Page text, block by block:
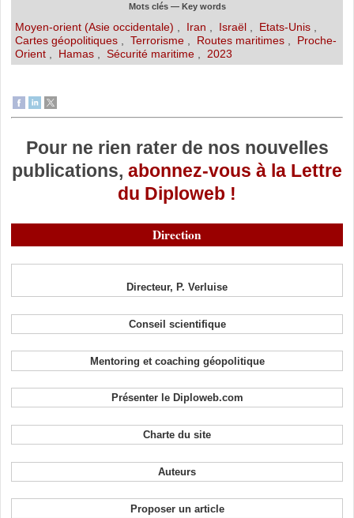
Mots clés — Key words
Moyen-orient (Asie occidentale) Iran Israël Etats-Unis,
Cartes géopolitiques, Terrorisme, Routes maritimes, Proche-
Orient, Hamas, Sécurité maritime, 2023
Pour ne rien rater de nos nouvelles
publications, abonnez-vous à la Lettre
du Diploweb !
Direction
Directeur, P. Verluise
Conseil scientifique
Mentoring et coaching géopolitique
Présenter le Diploweb.com
Charte du site
Auteurs
Proposer un article